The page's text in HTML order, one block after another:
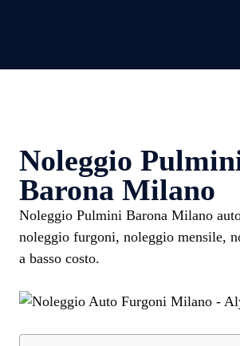
Noleggio
Barona Milano
Noleggio Pulmini Barona Milano
noleggio furgoni, noleggio mensile,
a basso costo.